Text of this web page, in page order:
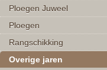
Ploegen Juweel
Ploegen
Rangschikking
Overige jaren